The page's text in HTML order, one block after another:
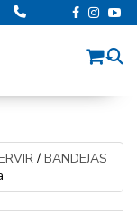
/ BANDEJAS